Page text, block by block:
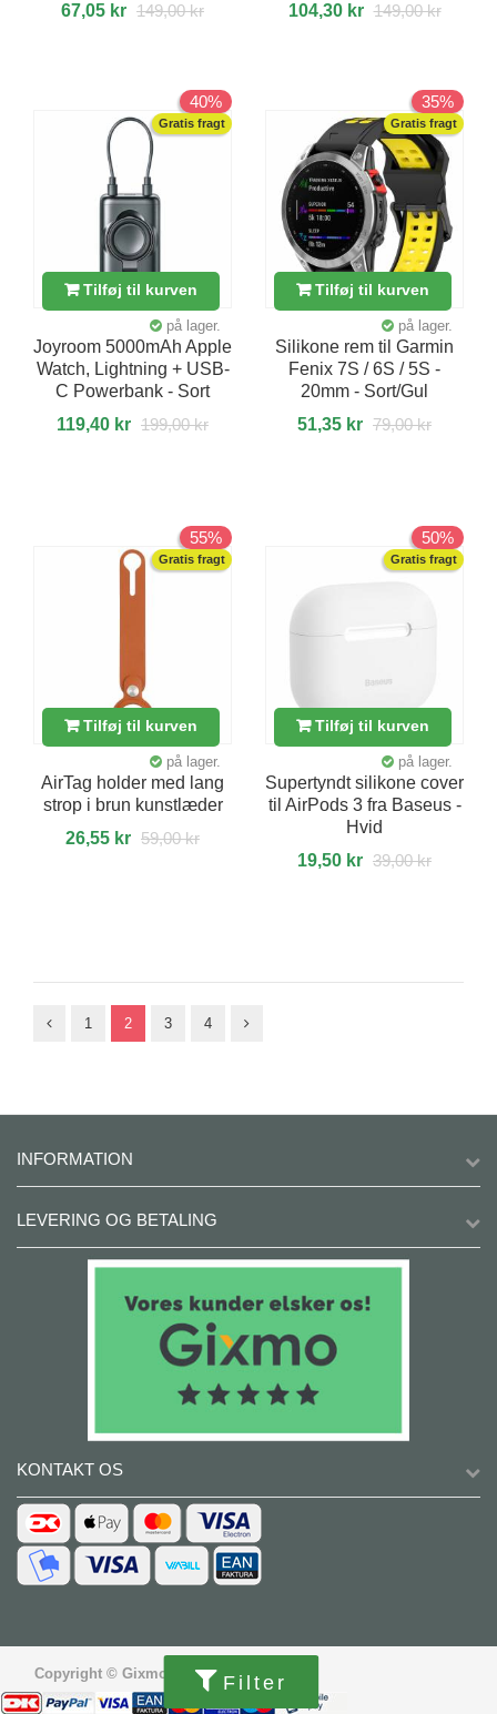
67,05 kr 149,00 kr
104,30 kr 149,00 kr
40%
Gratis fragt
Tilføj til kurven
på lager.
Joyroom 5000mAh Apple
Watch, Lightning + USB-
C Powerbank - Sort
119,40 kr 199,00 kr
35%
Gratis fragt
Tilføj til kurven
på lager.
Silikone rem til Garmin
Fenix 7S / 6S / 5S -
20mm - Sort/Gul
51,35 kr 79,00 kr
55%
Gratis fragt
Tilføj til kurven
på lager.
AirTag holder med lang
strop i brun kunstlæder
26,55 kr 59,00 kr
50%
Gratis fragt
Tilføj til kurven
på lager.
Supertyndt silikone cover
til AirPods 3 fra Baseus -
Hvid
19,50 kr 39,00 kr
1 2 3 4
INFORMATION
LEVERING OG BETALING
KONTAKT OS
Copyright © Gixmo.dk Filter